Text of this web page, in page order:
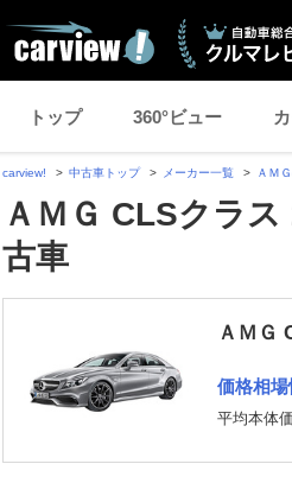
トップ 360°ビュー
carview! 中古車トップ メーカー一覧 ＡＭ
ＡＭＧ CLSクラ
古車
ＡＭＧ
価格相場
平均本体